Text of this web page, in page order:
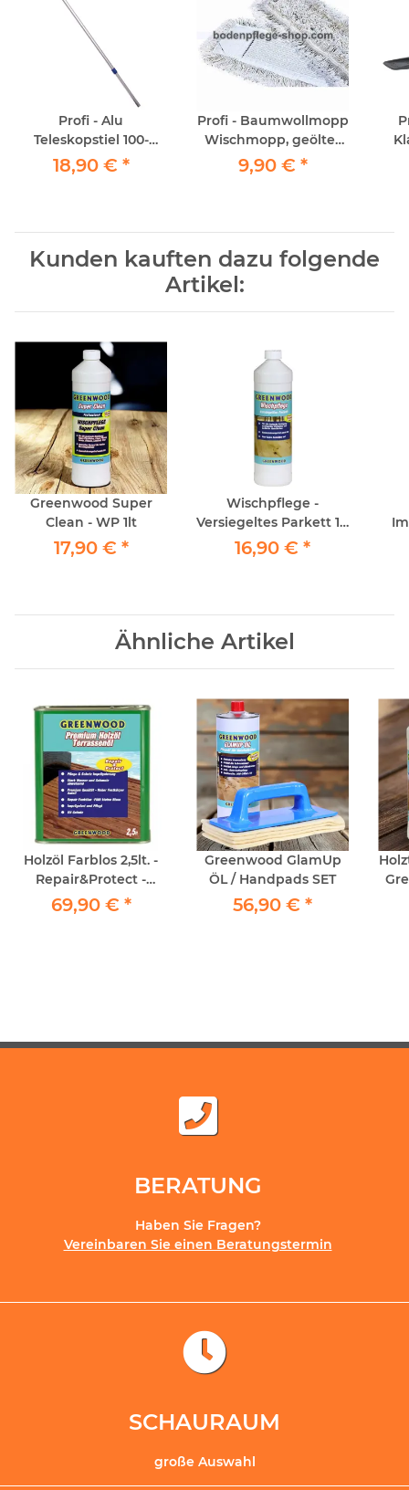
Profi - Alu
Teleskopstiel 100-
180cm für Klapp,- und
Padhalter
18,90 € *
Profi - Baumwollmopp
Wischmopp, geöltes
versiegeltes Parkett
9,90 € *
Kunden kauften dazu folgende
Artikel:
Greenwood Super
Clean - WP 1lt
17,90 € *
Wischpflege -
Versiegeltes Parkett 1lt
Greenwood
16,90 € *
Ähnliche Artikel
Holzöl Farblos 2,5lt. -
Repair&Protect -
Greenwood -
Premium Holzöl
69,90 € *
Greenwood GlamUp
ÖL / Handpads SET
56,90 € *
BERATUNG
Haben Sie Fragen?
Vereinbaren Sie einen Beratungstermin
SCHAURAUM
große Auswahl